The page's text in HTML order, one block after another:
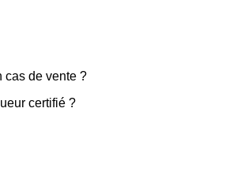
cas de vente ?
certifié ?